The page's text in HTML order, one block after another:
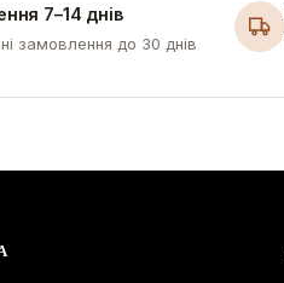
7–14 днів
замовлення до 30 днів